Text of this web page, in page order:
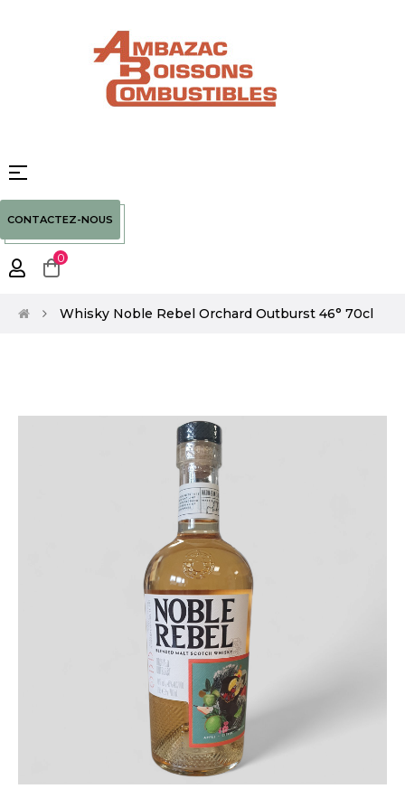
Basculer
☰
CONTACTEZ-NOUS
0
Whisky Noble Rebel Orchard Outburst 46° 70cl